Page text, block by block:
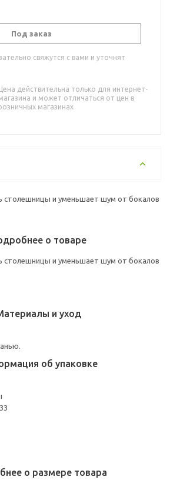
Под заказ
свяжутся с вами и уточнят
действительна только для интернет-
и может отличаться от цен в
магазинах
столешницы и уменьшает шум от бокалов
о товаре
столешницы и уменьшает шум от бокалов
и уход
об упаковке
о размере товара